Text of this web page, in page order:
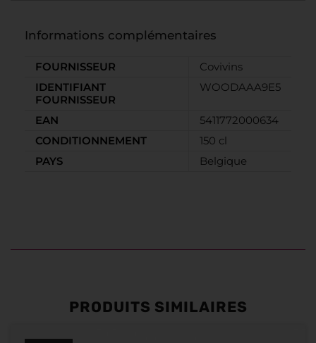
Informations complémentaires
FOURNISSEUR
Covivins
IDENTIFIANT
FOURNISSEUR
WOODAAA9E5
EAN
5411772000634
CONDITIONNEMENT
150 cl
PAYS
Belgique
PRODUITS SIMILAIRES